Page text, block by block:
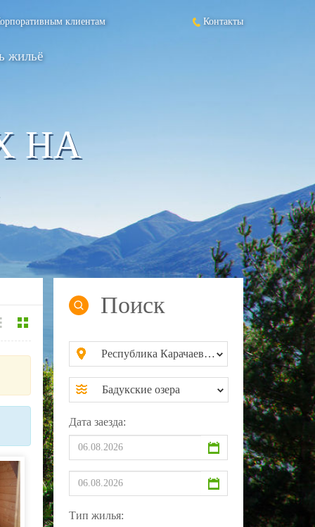
Контакты
клиентам
жильё
НА
Поиск
Республика Карачаево-Черкесия
Бадукские озера
Дата заезда:
Тип жилья: